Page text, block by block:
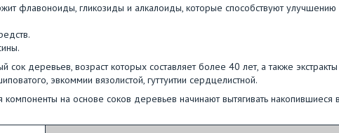
флавоноиды, гликозиды и алкалоиды, которые способствуют улучшению
сок деревьев, возраст которых составляет более 40 лет, а также экстракты
эвкоммии вязолистой, гуттуитии сердцелистной.
на основе соков деревьев начинают вытягивать накопившиеся